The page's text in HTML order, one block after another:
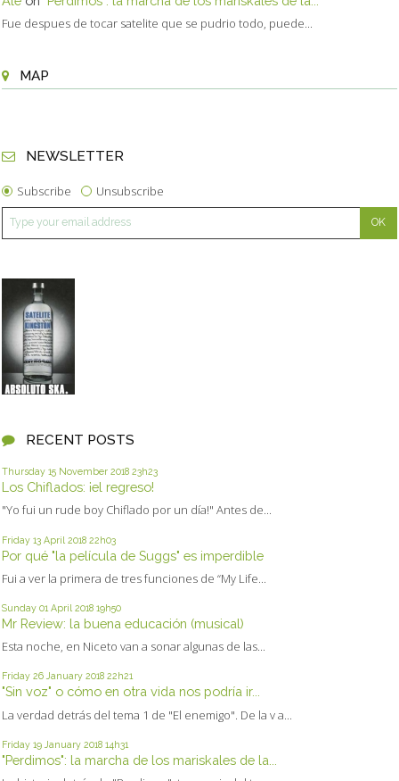
Fue despues de tocar satelite que se pudrio todo, puede...
MAP
NEWSLETTER
Subscribe Unsubscribe
RECENT POSTS
Thursday 15 November 2018 23h23
Los Chiflados: ¡el regreso!
"Yo fui un rude boy Chiflado por un día!" Antes de...
Friday 13 April 2018 22h03
Por qué "la película de Suggs" es imperdible
Fui a ver la primera de tres funciones de “My Life...
Sunday 01 April 2018 19h50
Mr Review: la buena educación (musical)
Esta noche, en Niceto van a sonar algunas de las...
Friday 26 January 2018 22h21
"Sin voz" o cómo en otra vida nos podría ir...
La verdad detrás del tema 1 de "El enemigo". De la v a...
Friday 19 January 2018 14h31
"Perdimos": la marcha de los mariskales de la...